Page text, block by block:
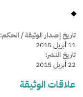
تاريخ إصدار الوثيقة / الحكم:
11 أبريل 2015
تاريخ النشر:
22 أبريل 2015
علاقات الوثيقة